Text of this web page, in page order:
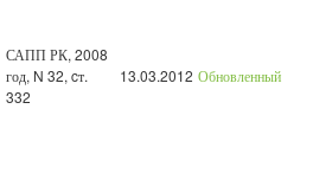
САПП РК, 2008
год, N 32, cт.
332
13.03.2012 Обновленный